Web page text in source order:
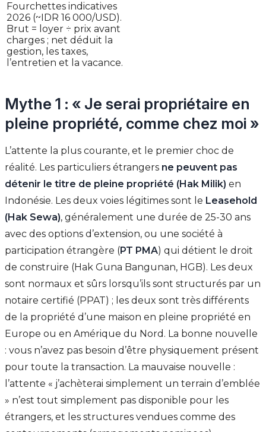
Fourchettes indicatives
2026 (~IDR 16 000/USD).
Brut = loyer ÷ prix avant
charges ; net déduit la
gestion, les taxes,
l’entretien et la vacance.
Mythe 1 : « Je serai propriétaire en
pleine propriété, comme chez moi »
L’attente la plus courante, et le premier choc de
réalité. Les particuliers étrangers ne peuvent pas
détenir le titre de pleine propriété (Hak Milik) en
Indonésie. Les deux voies légitimes sont le Leasehold
(Hak Sewa), généralement une durée de 25-30 ans
avec des options d’extension, ou une société à
participation étrangère (PT PMA) qui détient le droit
de construire (Hak Guna Bangunan, HGB). Les deux
sont normaux et sûrs lorsqu’ils sont structurés par un
notaire certifié (PPAT) ; les deux sont très différents
de la propriété d’une maison en pleine propriété en
Europe ou en Amérique du Nord. La bonne nouvelle
: vous n’avez pas besoin d’être physiquement présent
pour toute la transaction. La mauvaise nouvelle :
l’attente « j’achèterai simplement un terrain d’emblée
» n’est tout simplement pas disponible pour les
étrangers, et les structures vendues comme des